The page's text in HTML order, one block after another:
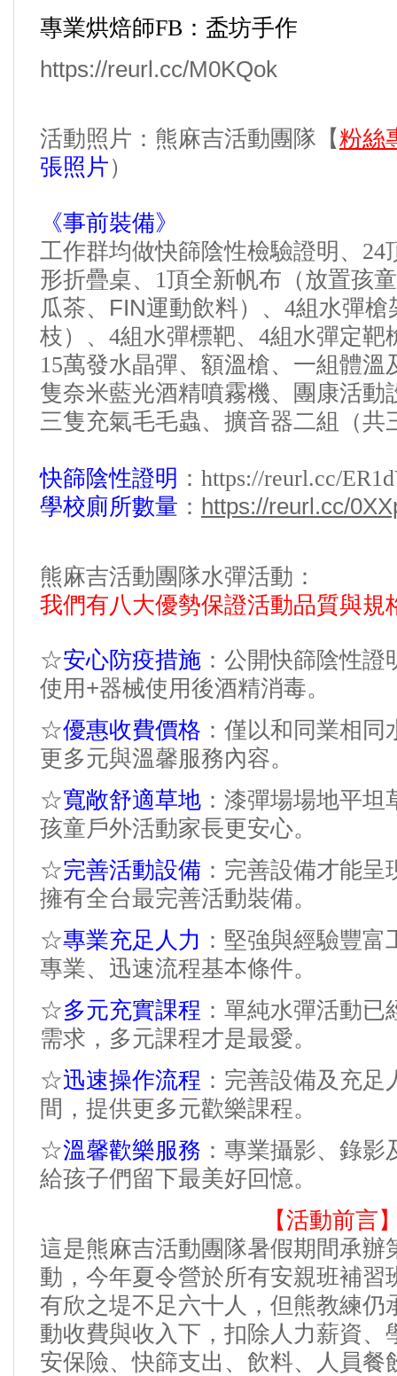
專業烘焙師FB ：盉坊手作
https://reurl.cc/M0KQok
活動照片：熊麻吉活動團隊【粉絲
張照片）
《事前裝備》
工作群均做快篩陰性檢驗證明、 24
形折疊桌、 1頂全新帆布（放置孩
瓜茶、 FIN運動飲料）、 4組水彈槍
枝）、 4組水彈標靶、 4組水彈定靶
15萬發水晶彈、額溫槍、一組體溫
隻奈米藍光酒精噴霧機、團康活動
三隻充氣毛毛蟲、擴音器二組（共
快篩陰性證明 ： https://reurl.cc/
學校廁所數量 ： https://reurl.cc/
熊麻吉活動團隊水彈活動：
我們有八大優勢保證活動品質與規
☆安心防疫措施 ：公開快篩陰性證
使用+器械使用後酒精消毒。
☆優惠收費價格 ：僅以和同業相
更多元與溫馨服務內容。
☆寬敞舒適草地 ：漆彈場場地平坦
孩童戶外活動家長更安心。
☆完善活動設備 ：完善設備才能
擁有全台最完善活動裝備。
☆專業充足人力 ：堅強與經驗豐
專業、迅速流程基本條件。
☆多元充實課程 ：單純水彈活動
需求，多元課程才是最愛。
☆迅速操作流程 ：完善設備及充
間，提供更多元歡樂課程。
☆溫馨歡樂服務 ：專業攝影、錄
給孩子們留下最美好回憶。
【活動前言
這是熊麻吉活動團隊暑假期間承辦
動，今年夏令營於所有安親班補習
有欣之堤不足六十人，但熊教練仍
動收費與收入下，扣除人力薪資、
安保險、快篩支出、飲料、人員餐